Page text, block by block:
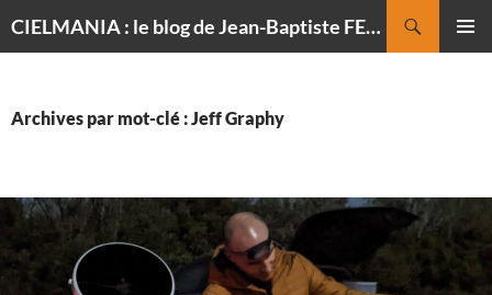
CIELMANIA : le blog de Jean-Baptiste FELDMANN, photographe du ciel
Archives par mot-clé : Jeff Graphy